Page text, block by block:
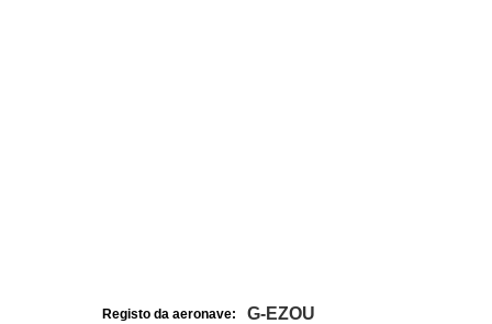
Registo da aeronave: G-EZOU